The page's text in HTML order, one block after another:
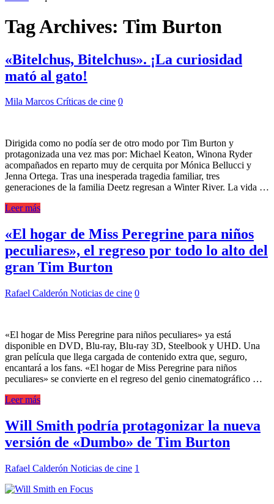
Tag Archives: Tim Burton
«Bitelchus, Bitelchus». ¡La curiosidad
mató al gato!
Mila Marcos Críticas de cine 0
Dirigida como no podía ser de otro modo por Tim Burton y
protagonizada una vez mas por: Michael Keaton, Winona Ryder
acompañados en reparto muy de cerquita por Mónica Bellucci y
Jenna Ortega. Tras una inesperada tragedia familiar, tres
generaciones de la familia Deetz regresan a Winter River. La vida …
Leer más
«El hogar de Miss Peregrine para niños
peculiares», el regreso por todo lo alto del
gran Tim Burton
Rafael Calderón Noticias de cine 0
«El hogar de Miss Peregrine para niños peculiares» ya está
disponible en DVD, Blu-ray, Blu-ray 3D, Steelbook y UHD. Una
gran película que llega cargada de contenido extra que, seguro,
encantará a los fans. «El hogar de Miss Peregrine para niños
peculiares» se convierte en el regreso del genio cinematográfico …
Leer más
Will Smith podría protagonizar la nueva
versión de «Dumbo» de Tim Burton
Rafael Calderón Noticias de cine 1